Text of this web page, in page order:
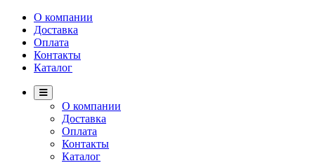
О компании
Доставка
Оплата
Контакты
Каталог
О компании
Доставка
Оплата
Контакты
Каталог